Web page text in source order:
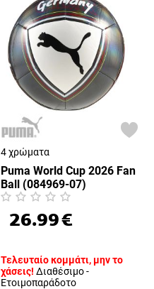
4 χρώματα
Puma World Cup 2026 Fan
Ball (084969-07)
26.99€
Τελευταίο κομμάτι, μην το
χάσεις! Διαθέσιμο -
Ετοιμοπαράδοτο